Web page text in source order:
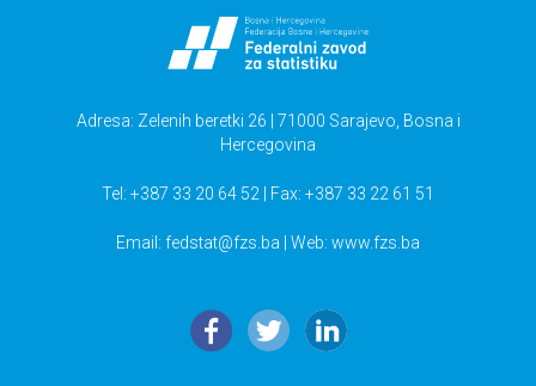
Adresa: Zelenih beretki 26 | 71000 Sarajevo, Bosna i
Hercegovina
Tel: +387 33 20 64 52 | Fax: +387 33 22 61 51
Email: fedstat@fzs.ba | Web: www.fzs.ba